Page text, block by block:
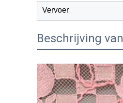
Vervoer
Beschrijving